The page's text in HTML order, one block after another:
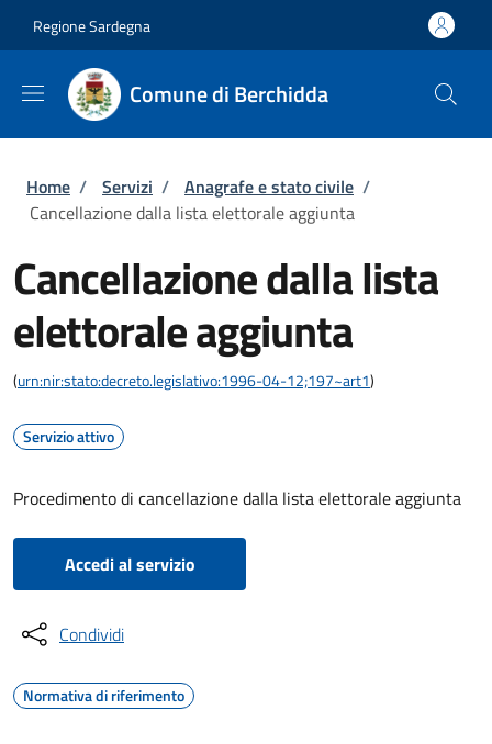
Regione Sardegna
Comune di Berchidda
Briciole di pane
Home / Servizi / Anagrafe e stato civile /
Cancellazione dalla lista elettorale aggiunta
Cancellazione dalla lista
elettorale aggiunta
(urn:nir:stato:decreto.legislativo:1996-04-12;197~art1)
Servizio attivo
Procedimento di cancellazione dalla lista elettorale aggiunta
Accedi al servizio
Condividi
Normativa di riferimento